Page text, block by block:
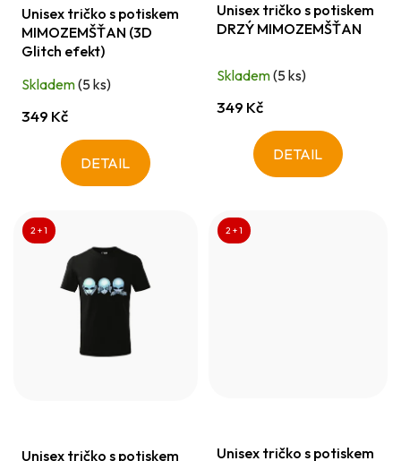
u
k
ů
Unisex tričko s potiskem
MIMOZEMŠŤAN (3D
Glitch efekt)
Skladem(5 ks)
349 Kč
DETAIL
Unisex tričko s potiskem
DRZÝ MIMOZEMŠŤAN
Skladem(5 ks)
349 Kč
DETAIL
2 + 1
Unisex tričko s potiskem
2 + 1
Unisex tričko s potiskem